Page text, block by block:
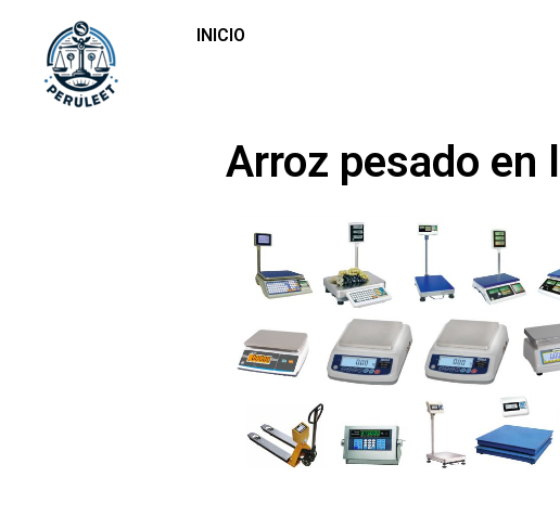
INICIO
Arroz pesado en